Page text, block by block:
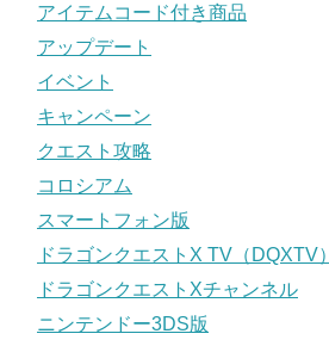
アイテムコード付き商品
アップデート
イベント
キャンペーン
クエスト攻略
コロシアム
スマートフォン版
ドラゴンクエストX TV（DQXTV）
ドラゴンクエストXチャンネル
ニンテンドー3DS版